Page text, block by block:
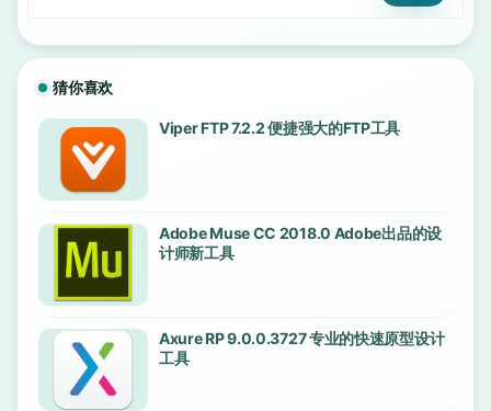
猜你喜欢
Viper FTP 7.2.2 便捷强大的FTP工具
Adobe Muse CC 2018.0 Adobe出品的设
计师新工具
Axure RP 9.0.0.3727 专业的快速原型设计
工具